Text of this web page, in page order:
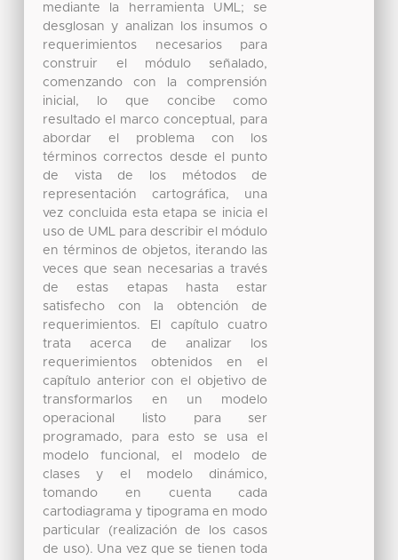
mediante la herramienta UML; se
desglosan y analizan los insumos o
requerimientos necesarios para
construir el módulo señalado,
comenzando con la comprensión
inicial, lo que concibe como
resultado el marco conceptual, para
abordar el problema con los
términos correctos desde el punto
de vista de los métodos de
representación cartográfica, una
vez concluida esta etapa se inicia el
uso de UML para describir el módulo
en términos de objetos, iterando las
veces que sean necesarias a través
de estas etapas hasta estar
satisfecho con la obtención de
requerimientos. El capítulo cuatro
trata acerca de analizar los
requerimientos obtenidos en el
capítulo anterior con el objetivo de
transformarlos en un modelo
operacional listo para ser
programado, para esto se usa el
modelo funcional, el modelo de
clases y el modelo dinámico,
tomando en cuenta cada
cartodiagrama y tipograma en modo
particular (realización de los casos
de uso). Una vez que se tienen toda